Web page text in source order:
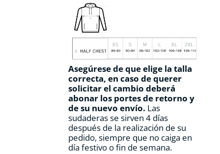
Asegúrese de que elige la talla
correcta, en caso de querer
solicitar el cambio deberá
abonar los portes de retorno y
de su nuevo envío. Las
sudaderas se sirven 4 días
después de la realización de su
pedido, siempre que no caiga en
día festivo o fin de semana.